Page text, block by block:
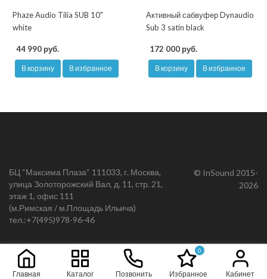
Phaze Audio Tilia SUB 10"
white
44 990 руб.
В корзину В избранное
Активный сабвуфер Dynaudio
Sub 3 satin black
172 000 руб.
В корзину В избранное
БЦ “Максима Плаза“ 111033, г. Москва,
улица Золоторожский Вал, д. 11, стр. 21,
этаж 1, офис 111
(м.Римская / м.Площадь Ильича)
тел.:+7(495)978-96-46
© InSound 2015-
2026
Главная Каталог Позвонить Избранное
0
Кабинет